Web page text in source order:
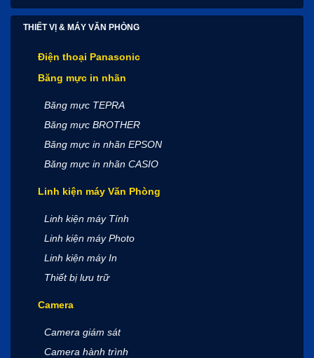
THIẾT VỊ & MÁY VĂN PHÒNG
Điện thoại Panasonic
Băng mực in nhãn
Băng mực TEPRA
Băng mực BROTHER
Băng mực in nhãn EPSON
Băng mực in nhãn CASIO
Linh kiện máy Văn Phòng
Linh kiện máy Tính
Linh kiện máy Photo
Linh kiện máy In
Thiết bị lưu trữ
Camera
Camera giám sát
Camera hành trình